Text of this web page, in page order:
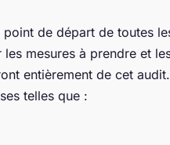
de départ de toutes
mesures à prendre et
entièrement de cet
telles que :